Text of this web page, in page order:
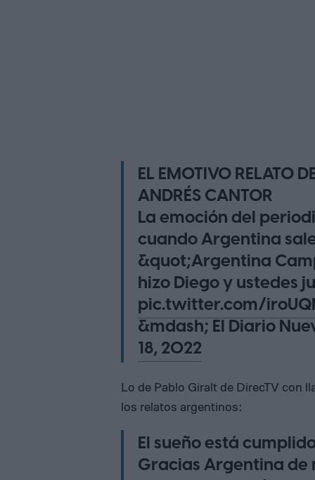
EL EMOTIVO RELATO
ANDRÉS CANTOR
La emoción del
cuando Argentina
&quot;Argentina
hizo Diego y ustedes
pic.twitter.com/
&mdash; El Diario
18, 2022
Lo de Pablo Giralt de DirecTV con
los relatos argentinos:
El sueño está
Gracias Argentina